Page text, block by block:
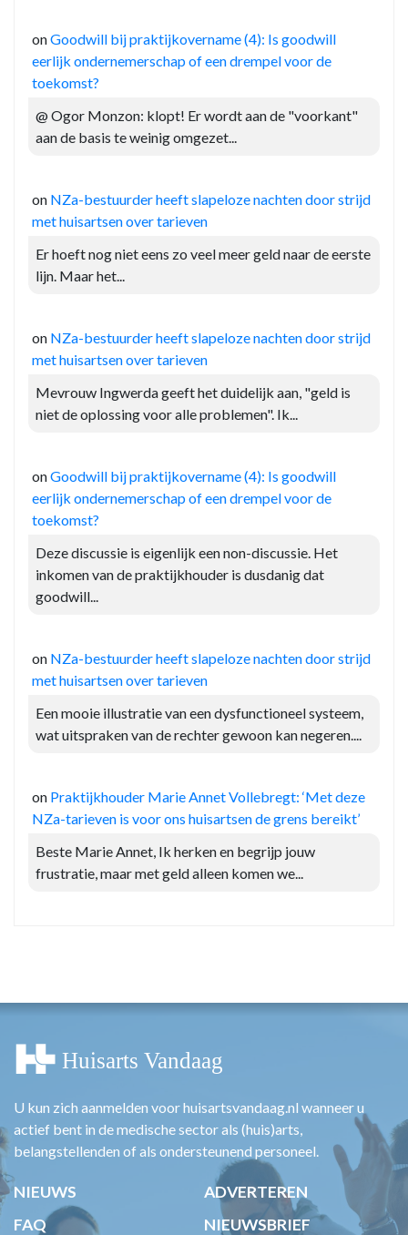
onGoodwill bij praktijkovername (4): Is goodwill
eerlijk ondernemerschap of een drempel voor de
toekomst?
@ Ogor Monzon: klopt! Er wordt aan de "voorkant"
aan de basis te weinig omgezet...
on NZa-bestuurder heeft slapeloze nachten door strijd
met huisartsen over tarieven
Er hoeft nog niet eens zo veel meer geld naar de eerste
lijn. Maar het...
on NZa-bestuurder heeft slapeloze nachten door strijd
met huisartsen over tarieven
Mevrouw Ingwerda geeft het duidelijk aan, "geld is
niet de oplossing voor alle problemen". Ik...
onGoodwill bij praktijkovername (4): Is goodwill
eerlijk ondernemerschap of een drempel voor de
toekomst?
Deze discussie is eigenlijk een non-discussie. Het
inkomen van de praktijkhouder is dusdanig dat
goodwill...
on NZa-bestuurder heeft slapeloze nachten door strijd
met huisartsen over tarieven
Een mooie illustratie van een dysfunctioneel systeem,
wat uitspraken van de rechter gewoon kan negeren....
on Praktijkhouder Marie Annet Vollebregt: ‘Met deze
NZa-tarieven is voor ons huisartsen de grens bereikt’
Beste Marie Annet, Ik herken en begrijp jouw
frustratie, maar met geld alleen komen we...
U kun zich aanmelden voor huisartsvandaag.nl wanneer u
actief bent in de medische sector als (huis)arts,
belangstellenden of als ondersteunend personeel.
NIEUWS
ADVERTEREN
FAQ
NIEUWSBRIEF